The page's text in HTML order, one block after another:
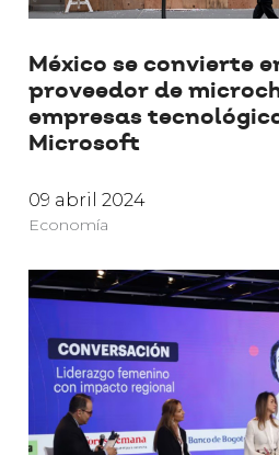
México se convierte
proveedor de
empresas
Microsoft
09 abril 2024
Economía